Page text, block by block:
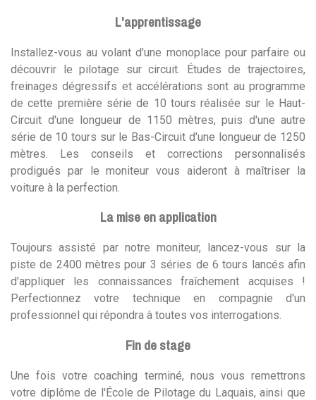
L'apprentissage
Installez-vous au volant d'une monoplace pour parfaire ou
découvrir le pilotage sur circuit. Études de trajectoires,
freinages dégressifs et accélérations sont au programme
de cette première série de 10 tours réalisée sur le Haut-
Circuit d'une longueur de 1150 mètres, puis d'une autre
série de 10 tours sur le Bas-Circuit d'une longueur de 1250
mètres. Les conseils et corrections personnalisés
prodigués par le moniteur vous aideront à maîtriser la
voiture à la perfection.
La mise en application
Toujours assisté par notre moniteur, lancez-vous sur la
piste de 2400 mètres pour 3 séries de 6 tours lancés afin
d'appliquer les connaissances fraîchement acquises !
Perfectionnez votre technique en compagnie d'un
professionnel qui répondra à toutes vos interrogations.
Fin de stage
Une fois votre coaching terminé, nous vous remettrons
votre diplôme de l'École de Pilotage du Laquais, ainsi que